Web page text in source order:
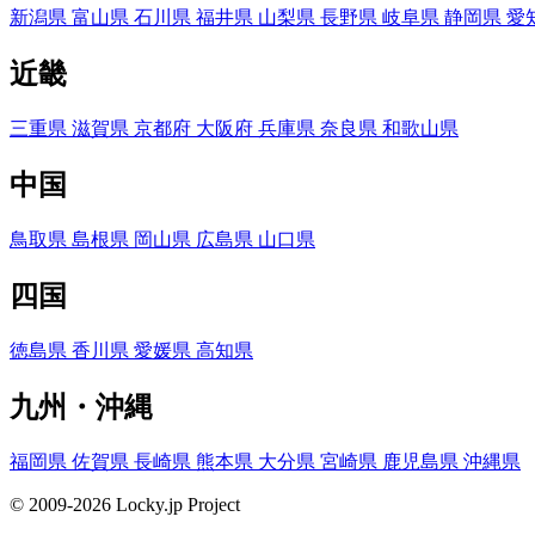
新潟県 富山県 石川県 福井県 山梨県 長野県 岐阜県 静岡県 愛
近畿
三重県 滋賀県 京都府 大阪府 兵庫県 奈良県 和歌山県
中国
鳥取県 島根県 岡山県 広島県 山口県
四国
徳島県 香川県 愛媛県 高知県
九州・沖縄
福岡県 佐賀県 長崎県 熊本県 大分県 宮崎県 鹿児島県 沖縄県
© 2009-2026 Locky.jp Project